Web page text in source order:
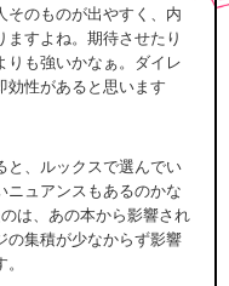
そのものが出やすく、内
すよね。期待させたり
りも強いかなぁ。ダイレ
効性があると思います
と、ルックスで選んでい
ニュアンスもあるのかな
は、あの本から影響され
の集積が少なからず影響